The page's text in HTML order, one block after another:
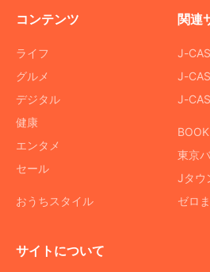
コンテンツ
ライフ
グルメ
デジタル
健康
エンタメ
セール
おうちスタイル
関連
J-
J-
J-
東京
Jタウ
ゼロ
サイトについて